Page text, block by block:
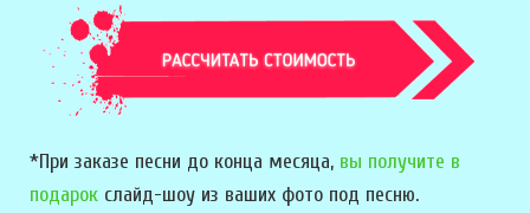
*При заказе песни до конца месяца, вы получите в
подарок слайд-шоу из ваших фото под песню.